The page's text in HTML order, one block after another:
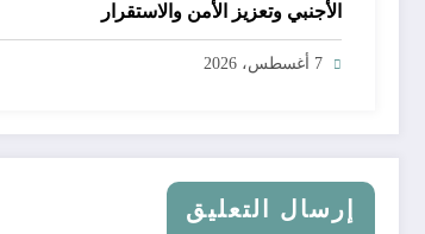
الأجنبي وتعزيز الأمن والاستقرار
7 أغسطس، 2026
إرسال التعليق